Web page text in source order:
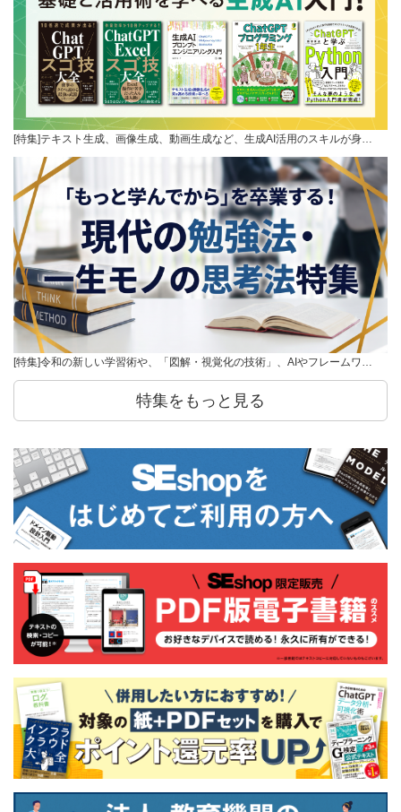
[特集]テキスト生成、画像生成、動画生成など、生成AI活用のスキルが身…
[特集]令和の新しい学習術や、「図解・視覚化の技術」、AIやフレームワ…
特集をもっと見る